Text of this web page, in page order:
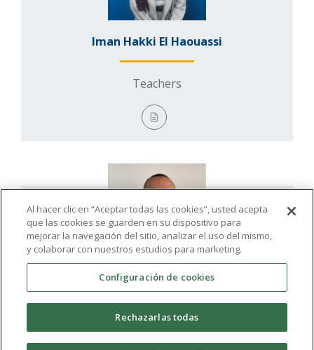
Iman Hakki El Haouassi
Teachers
Mahmoud Nady
Al hacer clic en “Aceptar todas las cookies”, usted acepta
que las cookies se guarden en su dispositivo para
mejorar la navegación del sitio, analizar el uso del mismo,
y colaborar con nuestros estudios para marketing.
Configuración de cookies
Rechazarlas todas